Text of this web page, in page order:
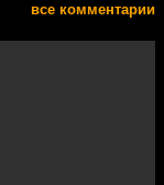
все комментарии